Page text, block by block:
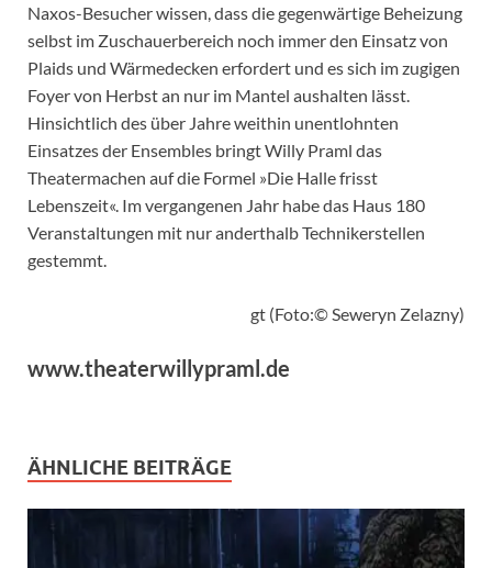
Naxos-Besucher wissen, dass die gegenwärtige Beheizung
selbst im Zuschauerbereich noch immer den Einsatz von
Plaids und Wärmedecken erfordert und es sich im zugigen
Foyer von Herbst an nur im Mantel aushalten lässt.
Hinsichtlich des über Jahre weithin unentlohnten
Einsatzes der Ensembles bringt Willy Praml das
Theatermachen auf die Formel »Die Halle frisst
Lebenszeit«. Im vergangenen Jahr habe das Haus 180
Veranstaltungen mit nur anderthalb Technikerstellen
gestemmt.
gt (Foto:© Seweryn Zelazny)
www.theaterwillypraml.de
ÄHNLICHE BEITRÄGE